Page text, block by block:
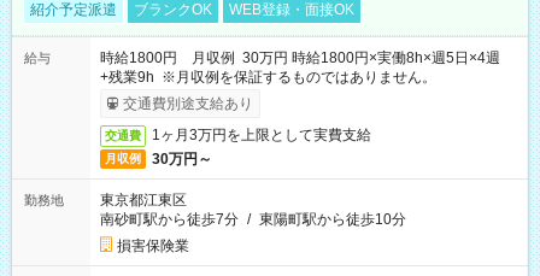
紹介予定派遣 ブランクOK WEB登録・面接OK
給与
時給1800円 月収例 30万円 時給1800円×実働8h×週5日×4週
+残業9h ※月収例を保証するものではありません。
交通費別途支給あり
交通費 1ヶ月3万円を上限として実費支給
月収例 30万円～
勤務地
東京都江東区
南砂町駅から徒歩7分 / 東陽町駅から徒歩10分
損害保険業